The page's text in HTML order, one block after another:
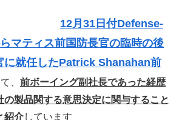
12月31日付Defense-
マティス前国防長官の臨時の後
に就任したPatrick Shanahan前
、 前ボーイング副社長であった経歴
の製品関する意思決定に関与すること
紹介しています